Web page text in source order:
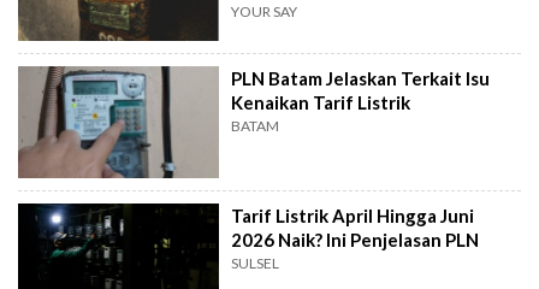
YOUR SAY
PLN Batam Jelaskan Terkait Isu
Kenaikan Tarif Listrik
BATAM
Tarif Listrik April Hingga Juni
2026 Naik? Ini Penjelasan PLN
SULSEL